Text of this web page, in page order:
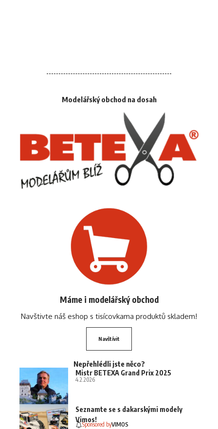
Modelářský obchod na dosah
Máme i modelářský obchod
Navštivte náš eshop s tisícovkama produktů skladem!
Navštívit
Nepřehlédli jste něco?
Mistr BETEXA Grand Prix 2025
4.2.2026
Seznamte se s dakarskými modely
Vimos!
Sponsored byVIMOS